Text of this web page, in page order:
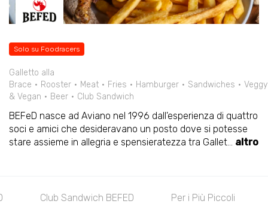
Solo su Foodracers
Galletto alla
Brace
Rooster Meat Fries Hamburger Sandwiches
Veggy
& Vegan
Beer Club Sandwich
BEFeD nasce ad Aviano nel 1996 dall'esperienza di quattro
soci e amici che desideravano un posto dove si potesse
stare assieme in allegria e spensieratezza tra Gallet... altro
Club Sandwich BEFED Per i Più Piccoli